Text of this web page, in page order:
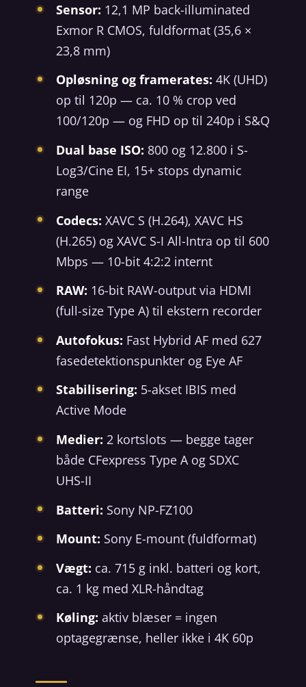
Sensor: 12,1 MP back-illuminated
Exmor R CMOS, fuldformat (35,6 ×
23,8 mm)
Opløsning og framerates: 4K (UHD)
op til 120p — ca. 10 % crop ved
100/120p — og FHD op til 240p i S&Q
Dual base ISO: 800 og 12.800 i S-
Log3/Cine EI, 15+ stops dynamic
range
Codecs: XAVC S (H.264), XAVC HS
(H.265) og XAVC S-I All-Intra op til 600
Mbps — 10-bit 4:2:2 internt
RAW: 16-bit RAW-output via HDMI
(full-size Type A) til ekstern recorder
Autofokus: Fast Hybrid AF med 627
fasedetektionspunkter og Eye AF
Stabilisering: 5-akset IBIS med
Active Mode
Medier: 2 kortslots — begge tager
både CFexpress Type A og SDXC
UHS-II
Batteri: Sony NP-FZ100
Mount: Sony E-mount (fuldformat)
Vægt: ca. 715 g inkl. batteri og kort,
ca. 1 kg med XLR-håndtag
Køling: aktiv blæser = ingen
optagegrænse, heller ikke i 4K 60p